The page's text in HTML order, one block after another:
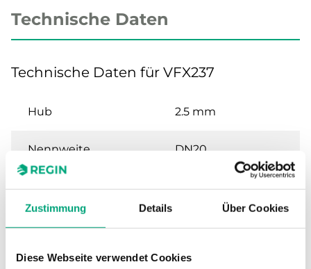
Zustimmung Details Über Cookies
Diese Webseite verwendet Cookies
Technische Daten
Technische Daten für VFX237
Hub 2.5 mm
Nennweite DN20
Kvs 4 m³/h
Max. Differenzdruck
Anschluss G 3/4" (ISO 228-1) M